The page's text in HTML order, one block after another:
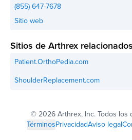
(855) 647-7678
Sitio web
Sitios de Arthrex relacionados
Patient.OrthoPedia.com
ShoulderReplacement.com
© 2026 Arthrex, Inc. Todos los
TérminosPrivacidadAviso legal